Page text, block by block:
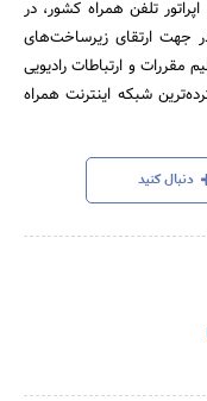
تلفن همراه کشور، در
جهت ارتقای زیرساخت‌های
و ارتباطات رادیویی
شبکه اینترنت همراه
دنبال کنید